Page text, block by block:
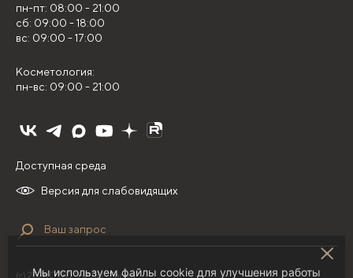
пн-пт: 08:00 - 21:00
сб: 09:00 - 18:00
вс: 09:00 - 17:00
Косметология:
пн-вс: 09:00 - 21:00
Версия для слабовидящих
Доступная среда
(с) 2026 ООО "НИЛЦ "Деома"
Мы используем файлы cookie для улучшения работы